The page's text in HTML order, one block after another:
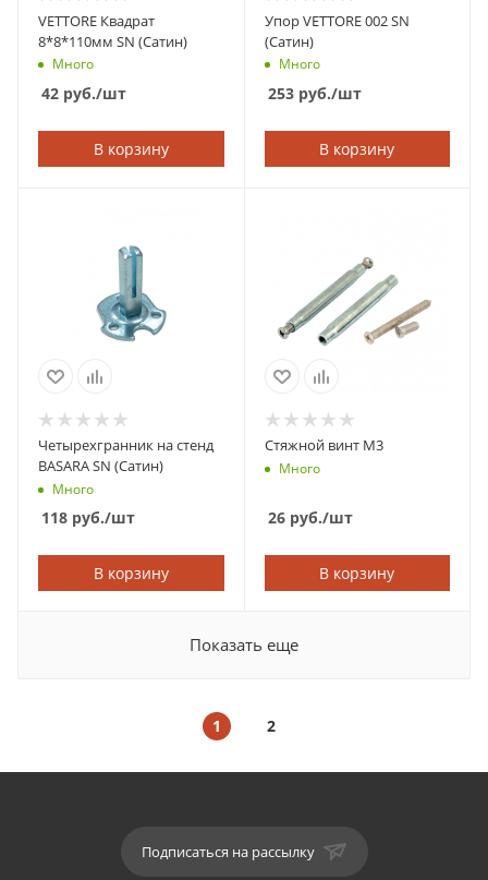
VETTORE Квадрат
8*8*110мм SN (Сатин)
Много
42 руб./шт
В корзину
Упор VETTORE 002 SN
(Сатин)
Много
253руб./шт
В корзину
Четырехгранник на стенд
BASARA SN (Сатин)
Много
118 руб./шт
В корзину
Стяжной винт M3
Много
26руб./шт
В корзину
Показать еще
1 2
Подписаться на рассылку